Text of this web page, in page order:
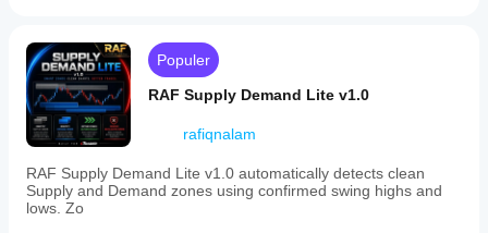
Populer
RAF Supply Demand Lite v1.0
rafiqnalam
RAF Supply Demand Lite v1.0 automatically detects clean
Supply and Demand zones using confirmed swing highs and
lows. Zo